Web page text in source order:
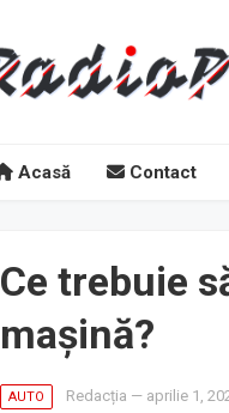
Acasă Contact
Ce trebuie
mașină?
AUTO Redacția — aprilie 1,